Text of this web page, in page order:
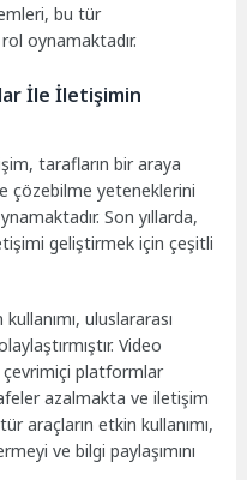
bu tür
oynamaktadır.
İle İletişimin
tarafların bir araya
çözebilme yeteneklerini
Son yıllarda,
geliştirmek için çeşitli
uluslararası
Video
platformlar
azalmakta ve iletişim
araçların etkin kullanımı,
ve bilgi paylaşımını